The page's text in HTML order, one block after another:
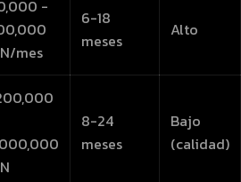
-
mes
6-18
meses
Alto
8-24
meses
Bajo
(calidad)